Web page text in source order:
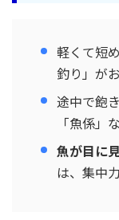
軽くて短
釣り」が
途中で飽
「魚係
魚が目に
は、集中